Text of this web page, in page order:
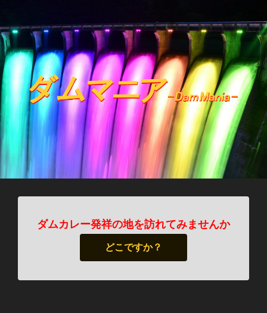
ダムカレー発祥の地を訪れてみませんか
どこですか？